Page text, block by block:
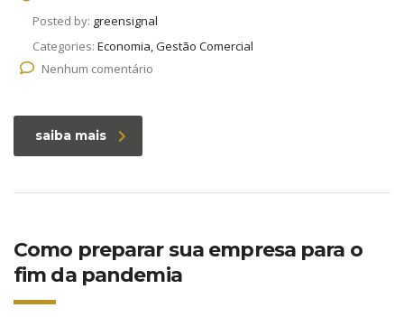
Posted by: greensignal
Categories: Economia, Gestão Comercial
Nenhum comentário
saiba mais
Como preparar sua empresa para o
fim da pandemia